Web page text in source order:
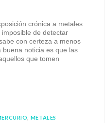
crónica a metales
de detectar
con certeza a menos
noticia es que las
que tomen
METALES